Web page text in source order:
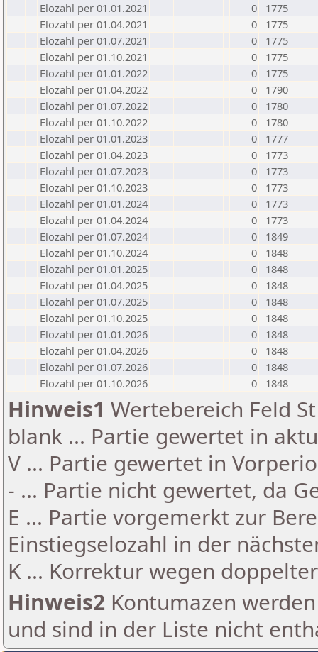
Elozahl per 01.01.2021
0
1775
Elozahl per 01.04.2021
0
1775
Elozahl per 01.07.2021
0
1775
Elozahl per 01.10.2021
0
1775
Elozahl per 01.01.2022
0
1775
Elozahl per 01.04.2022
0
1790
Elozahl per 01.07.2022
0
1780
Elozahl per 01.10.2022
0
1780
Elozahl per 01.01.2023
0
1777
Elozahl per 01.04.2023
0
1773
Elozahl per 01.07.2023
0
1773
Elozahl per 01.10.2023
0
1773
Elozahl per 01.01.2024
0
1773
Elozahl per 01.04.2024
0
1773
Elozahl per 01.07.2024
0
1849
Elozahl per 01.10.2024
0
1848
Elozahl per 01.01.2025
0
1848
Elozahl per 01.04.2025
0
1848
Elozahl per 01.07.2025
0
1848
Elozahl per 01.10.2025
0
1848
Elozahl per 01.01.2026
0
1848
Elozahl per 01.04.2026
0
1848
Elozahl per 01.07.2026
0
1848
Elozahl per 01.10.2026
0 1848
Hinweis1 Wertebereich Feld
blank ... Partie gewertet in
V ... Partie gewertet in
- ... Partie nicht gewertet, da
E ... Partie vorgemerkt zur
Einstiegselozahl in der
K ... Korrektur wegen
Hinweis2 Kontumazen
und sind in der Liste nicht